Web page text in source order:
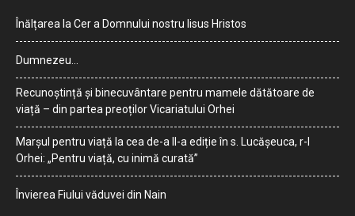
Înălțarea la Cer a Domnului nostru Iisus Hristos
Dumnezeu…
Recunoștință și binecuvântare pentru mamele dătătoare de
viață – din partea preoților Vicariatului Orhei
Marșul pentru viață la cea de-a II-a ediție în s. Lucășeuca, r-l
Orhei: „Pentru viață, cu inimă curată”
Învierea Fiului văduvei din Nain